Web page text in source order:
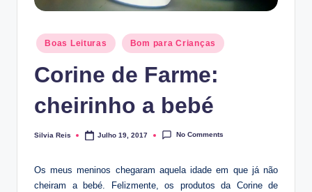
PostedBoas Leituras Bom para Crianças
Corine de Farme:
cheirinho a bebé
Posted
Silvia Reis Julho 19, 2017 No Comments
Os meus meninos chegaram aquela idade em que já não
cheiram a bebé. Felizmente, os produtos da Corine de